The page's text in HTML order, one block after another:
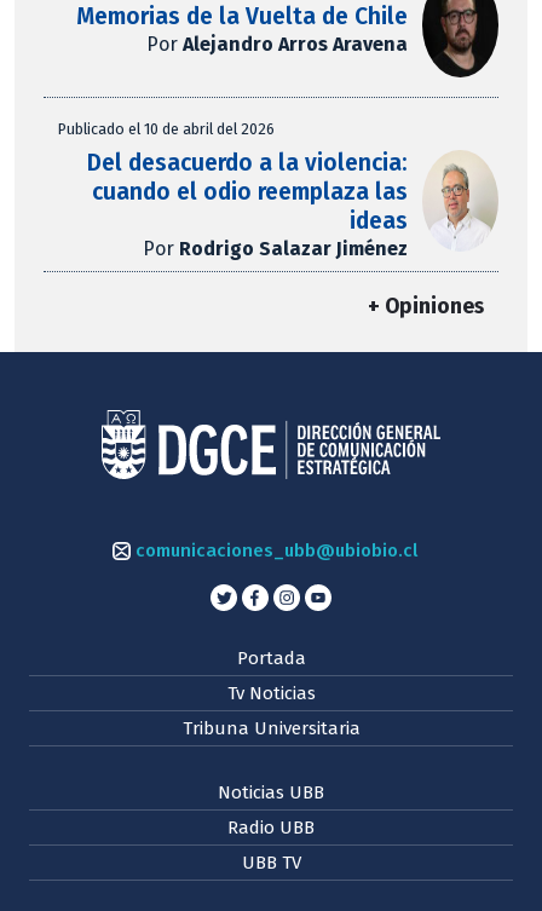
Memorias de la Vuelta de Chile
PorAlejandro Arros Aravena
Publicado el 10 de abril del 2026
Del desacuerdo a la violencia:
cuando el odio reemplaza las
ideas
Por Rodrigo Salazar Jiménez
+ Opiniones
comunicaciones_ubb@ubiobio.cl
Portada
Tv Noticias
Tribuna Universitaria
Noticias UBB
Radio UBB
UBB TV